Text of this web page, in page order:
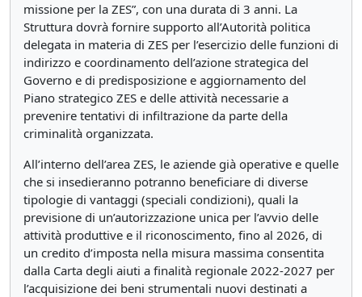
missione per la ZES”, con una durata di 3 anni. La
Struttura dovrà fornire supporto all’Autorità politica
delegata in materia di ZES per l’esercizio delle funzioni di
indirizzo e coordinamento dell’azione strategica del
Governo e di predisposizione e aggiornamento del
Piano strategico ZES e delle attività necessarie a
prevenire tentativi di infiltrazione da parte della
criminalità organizzata.
All’interno dell’area ZES, le aziende già operative e quelle
che si insedieranno potranno beneficiare di diverse
tipologie di vantaggi (speciali condizioni), quali la
previsione di un’autorizzazione unica per l’avvio delle
attività produttive e il riconoscimento, fino al 2026, di
un credito d’imposta nella misura massima consentita
dalla Carta degli aiuti a finalità regionale 2022-2027 per
l’acquisizione dei beni strumentali nuovi destinati a